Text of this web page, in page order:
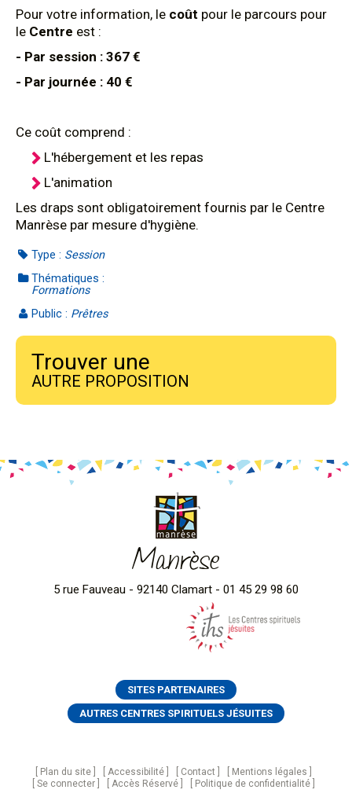
Pour votre information, le coût pour le parcours pour
le Centre est :
- Par session : 367 €
- Par journée : 40 €
Ce coût comprend :
L'hébergement et les repas
L'animation
Les draps sont obligatoirement fournis par le Centre
Manrèse par mesure d'hygiène.
Type : Session
Thématiques :
Formations
Public : Prêtres
Trouver une
AUTRE PROPOSITION
Manrèse
5 rue Fauveau - 92140 Clamart - 01 45 29 98 60
SITES PARTENAIRES
AUTRES CENTRES SPIRITUELS JÉSUITES
Plan du site Accessibilité Contact
Mentions légales
Se connecter
Accès Réservé Politique de confidentialité